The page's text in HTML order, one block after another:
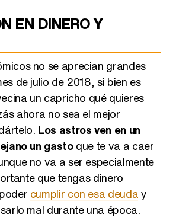
EN DINERO Y
no se aprecian grandes
de julio de 2018, si bien es
un capricho qué quieres
ahora no sea el mejor
Los astros ven en un
un gastoque te va a caer
no va a ser especialmente
que tengas dinero
cumplir con esa deuday
mal durante una época.